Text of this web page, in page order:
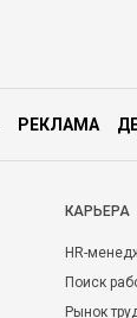
РЕКЛАМА
КАРЬЕРА
HR-
Поиск
Рынок